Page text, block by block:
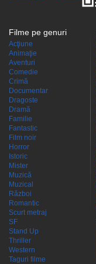
Filme pe genuri
Acţiune
Animaţie
Aventuri
Comedie
Crimă
Documentar
Dragoste
Dramă
Familie
Fantastic
Film noir
Horror
Istoric
Mister
Muzică
Muzical
Război
Romantic
Scurt metraj
SF
Stand Up
Thriller
Western
Taguri filme